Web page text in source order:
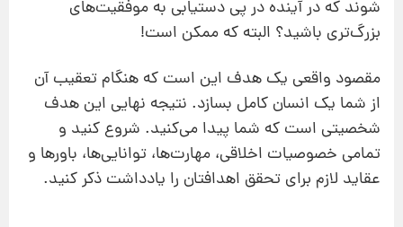
شوند که در آینده در پی دستیابی به موفقیت‌های
بزرگ‌تری باشید؟ البته که ممکن است!
مقصود واقعی یک هدف این است که هنگام تعقیب آن
از شما یک انسان کامل بسازد. نتیجه نهایی این هدف
شخصیتی است که شما پیدا می‌کنید. شروع کنید و
تمامی خصوصیات اخلاقی، مهارت‌ها، توانایی‌ها، باورها و
عقاید لازم برای تحقق اهدافتان را یادداشت ذکر کنید.